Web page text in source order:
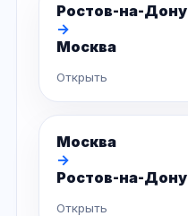
Ростов-на-Дону
→
Москва
Открыть
Москва
→
Ростов-на-Дону
Открыть